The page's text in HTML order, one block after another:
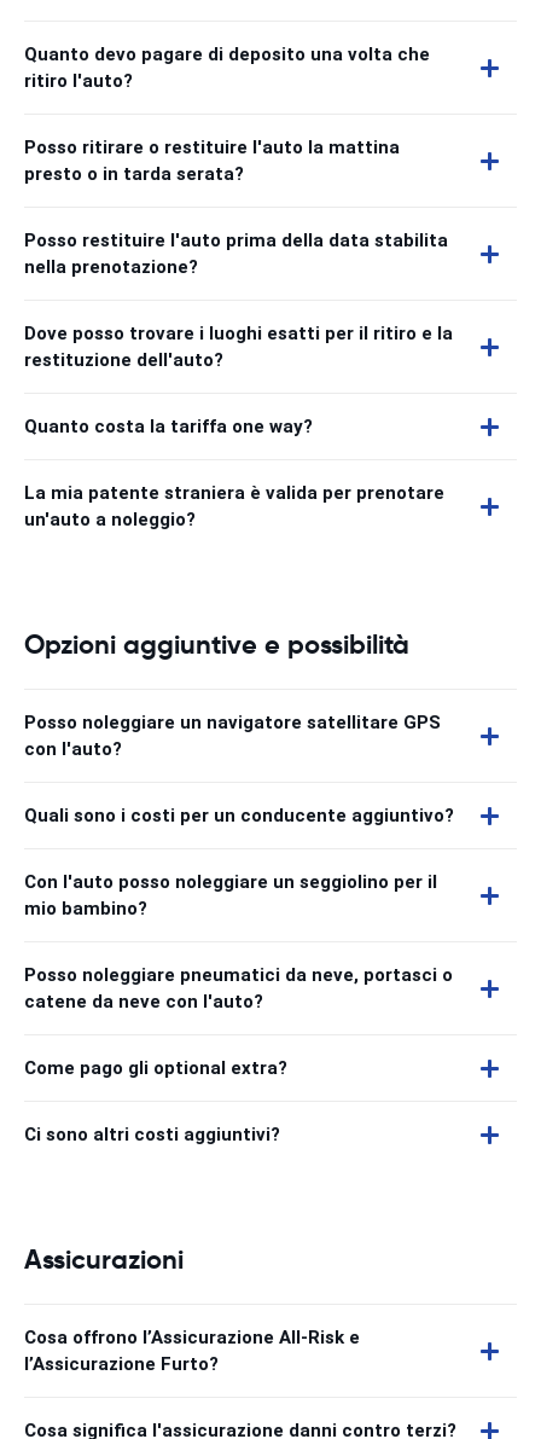
Quanto devo pagare di deposito una volta che
ritiro l'auto?
Posso ritirare o restituire l'auto la mattina
presto o in tarda serata?
Posso restituire l'auto prima della data stabilita
nella prenotazione?
Dove posso trovare i luoghi esatti per il ritiro e la
restituzione dell'auto?
Quanto costa la tariffa one way?
La mia patente straniera è valida per prenotare
un'auto a noleggio?
Opzioni aggiuntive e possibilità
Posso noleggiare un navigatore satellitare GPS
con l'auto?
Quali sono i costi per un conducente aggiuntivo?
Con l'auto posso noleggiare un seggiolino per il
mio bambino?
Posso noleggiare pneumatici da neve, portasci o
catene da neve con l'auto?
Come pago gli optional extra?
Ci sono altri costi aggiuntivi?
Assicurazioni
Cosa offrono l’Assicurazione All-Risk e
l’Assicurazione Furto?
Cosa significa l'assicurazione danni contro terzi?